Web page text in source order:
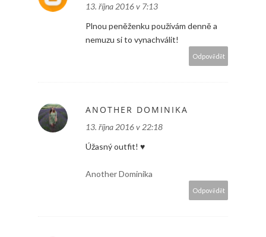
13. října 2016 v 7:13
Plnou peněženku používám denně a
nemuzu si to vynachválit!
Odpovědět
ANOTHER DOMINIKA
13. října 2016 v 22:18
Úžasný outfit! ♥
Another Dominika
Odpovědět